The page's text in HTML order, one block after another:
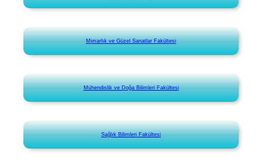
Mimarlık ve Güzel Sanatlar Fakültesi
Mühendislik ve Doğa Bilimleri Fakültesi
Sağlık Bilimleri Fakültesi